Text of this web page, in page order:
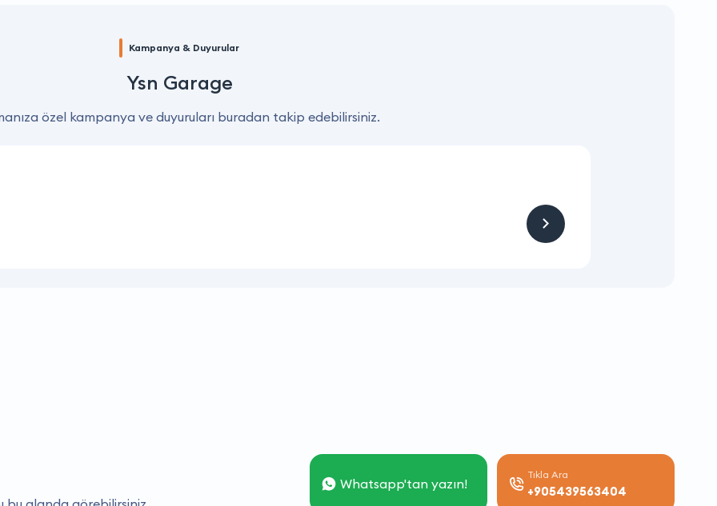
Kampanya & Duyurular
Ysn Garage
özel kampanya ve duyuruları buradan takip edebilirsiniz.
Whatsapp'tan yazın!
Tıkla Ara
+905439563404